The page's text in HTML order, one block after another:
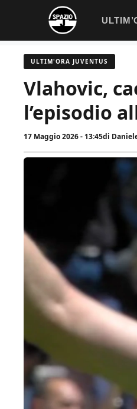
contenuto
ULTIM'ORA JUVENTUS
Vlahovic,
l’episodio
17 Maggio 2026 - 13:45di